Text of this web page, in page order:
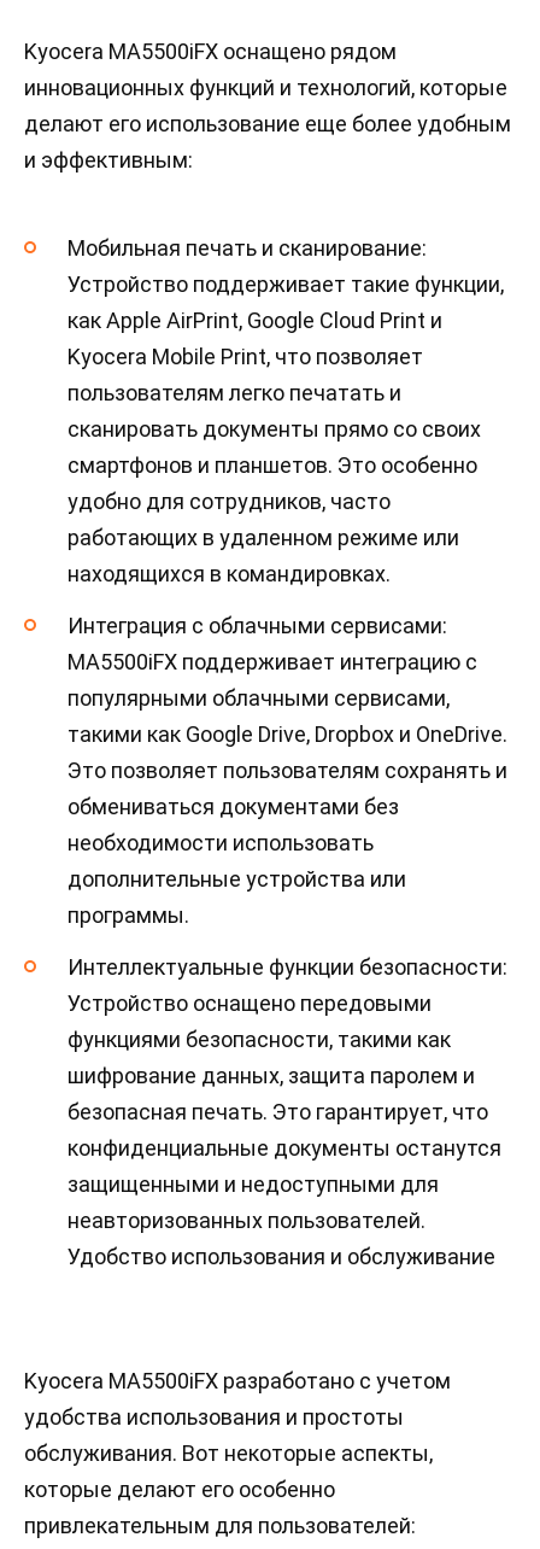
Kyocera MA5500iFX оснащено рядом
инновационных функций и технологий, которые
делают его использование еще более удобным
и эффективным:
Мобильная печать и сканирование:
Устройство поддерживает такие функции,
как Apple AirPrint, Google Cloud Print и
Kyocera Mobile Print, что позволяет
пользователям легко печатать и
сканировать документы прямо со своих
смартфонов и планшетов. Это особенно
удобно для сотрудников, часто
работающих в удаленном режиме или
находящихся в командировках.
Интеграция с облачными сервисами:
MA5500iFX поддерживает интеграцию с
популярными облачными сервисами,
такими как Google Drive, Dropbox и OneDrive.
Это позволяет пользователям сохранять и
обмениваться документами без
необходимости использовать
дополнительные устройства или
программы.
Интеллектуальные функции безопасности:
Устройство оснащено передовыми
функциями безопасности, такими как
шифрование данных, защита паролем и
безопасная печать. Это гарантирует, что
конфиденциальные документы останутся
защищенными и недоступными для
неавторизованных пользователей.
Удобство использования и обслуживание
Kyocera MA5500iFX разработано с учетом
удобства использования и простоты
обслуживания. Вот некоторые аспекты,
которые делают его особенно
привлекательным для пользователей: